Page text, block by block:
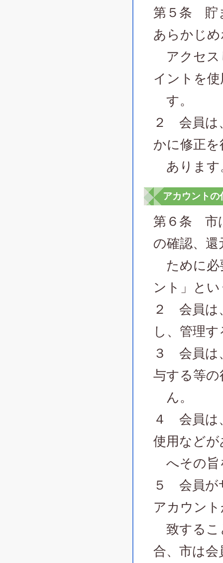
第５条 貯
あらかじ
アクセス
イントを
す。
２ 会員は
かに修正
あります
アカウントの
第６条 市
の確認、
ために必
ント」と
２ 会員は
し、管理
３ 会員は
与する等
ん。
４ 会員は
使用など
へその旨
５ 会員が
アカウン
致するこ
合、市は